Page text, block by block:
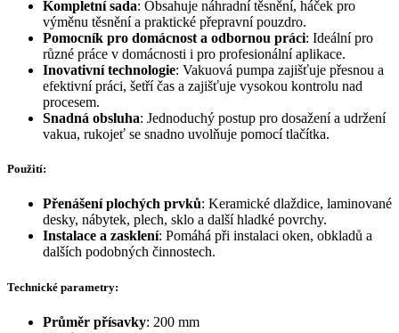
Kompletní sada: Obsahuje náhradní těsnění, háček pro
výměnu těsnění a praktické přepravní pouzdro.
Pomocník pro domácnost a odbornou práci: Ideální pro
různé práce v domácnosti i pro profesionální aplikace.
Inovativní technologie: Vakuová pumpa zajišťuje přesnou a
efektivní práci, šetří čas a zajišťuje vysokou kontrolu nad
procesem.
Snadná obsluha: Jednoduchý postup pro dosažení a udržení
vakua, rukojeť se snadno uvolňuje pomocí tlačítka.
Použití:
Přenášení plochých prvků: Keramické dlaždice, laminované
desky, nábytek, plech, sklo a další hladké povrchy.
Instalace a zasklení: Pomáhá při instalaci oken, obkladů a
dalších podobných činnostech.
Technické parametry:
Průměr přísavky: 200 mm